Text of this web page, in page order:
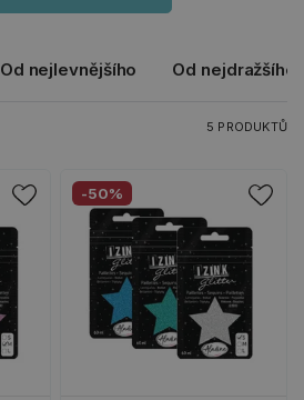
Od nejlevnějšího Od nejdražšího
5 PRODUKTŮ
-50%